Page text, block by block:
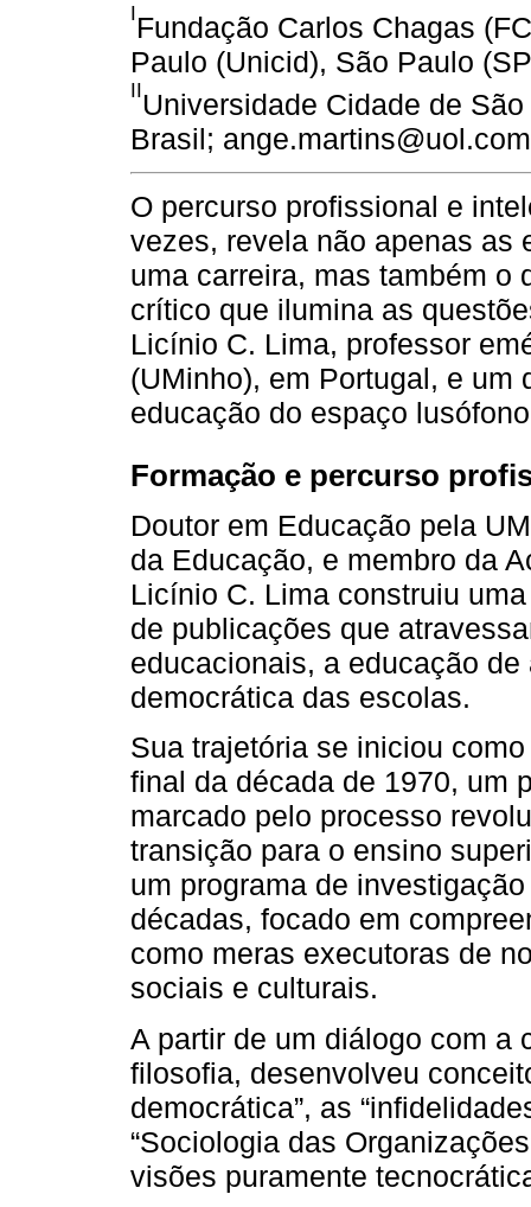
IFundação Carlos Chagas
Paulo (Unicid), São Paulo
IIUniversidade Cidade de
Brasil;
O percurso profissional e
vezes, revela não apenas as
uma carreira, mas também o
crítico que ilumina as
Licínio C. Lima, professor
(UMinho), em Portugal, e
educação do espaço
Formação e percurso
Doutor em Educação pela
da Educação, e membro da
Licínio C. Lima construiu
de publicações que
educacionais, a educação
democrática das escolas.
Sua trajetória se iniciou
final da década de 1970, um
marcado pelo processo
transição para o ensino
um programa de
décadas, focado em
como meras executoras de
sociais e culturais.
A partir de um diálogo com a
filosofia, desenvolveu
democrática”, as
“Sociologia das
visões puramente